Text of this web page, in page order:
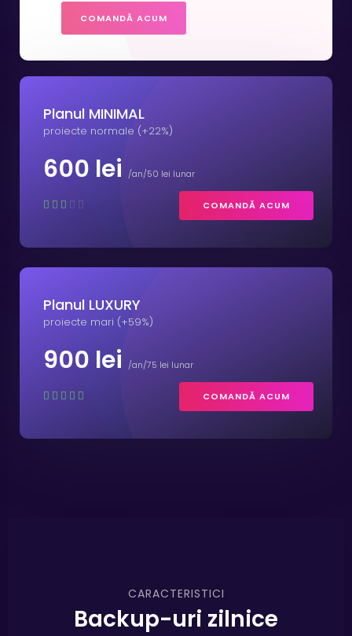
COMANDĂ ACUM
Planul MINIMAL
proiecte normale (+22%)
600 lei /an/50 lei lunar
COMANDĂ ACUM
Planul LUXURY
proiecte mari (+59%)
900 lei /an/75 lei lunar
COMANDĂ ACUM
CARACTERISTICI
Backup-uri zilnice